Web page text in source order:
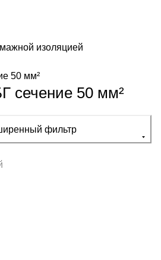
изоляцией
50 мм²
сечение 50 мм²
фильтр